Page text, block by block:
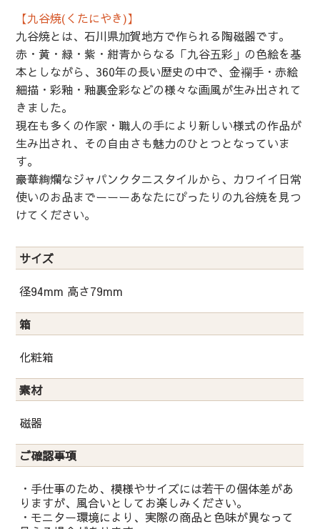
【九谷焼(くたにやき)】
九谷焼とは、石川県加賀地方で作られる陶磁器です。
赤・黄・緑・紫・紺青からなる「九谷五彩」の色絵を基
本としながら、360年の長い歴史の中で、金襴手・赤絵
細描・彩釉・釉裏金彩などの様々な画風が生み出されて
きました。
現在も多くの作家・職人の手により新しい様式の作品が
生み出され、その自由さも魅力のひとつとなっていま
す。
豪華絢爛なジャパンクタニスタイルから、カワイイ日常
使いのお品までーーーあなたにぴったりの九谷焼を見つ
けてください。
サイズ
径94mm 高さ79mm
箱
化粧箱
素材
磁器
ご確認事項
・手仕事のため、模様やサイズには若干の個体差があ
りますが、風合いとしてお楽しみください。
・モニター環境により、実際の商品と色味が異なって